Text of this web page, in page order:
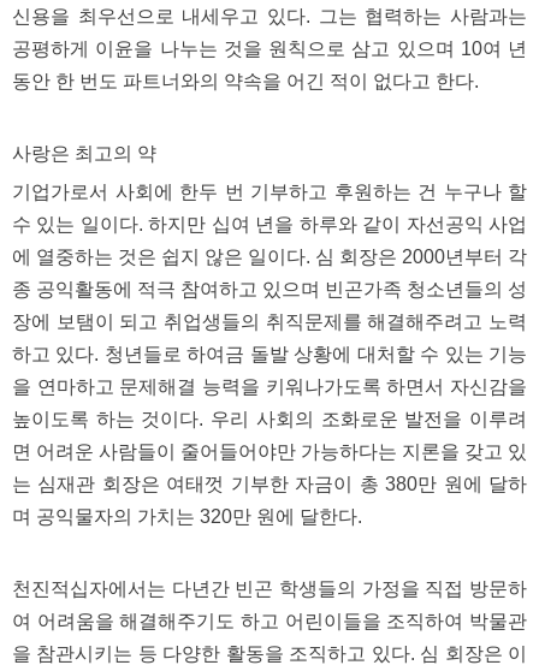
신용을 최우선으로 내세우고 있다. 그는 협력하는 사람과는
공평하게 이윤을 나누는 것을 원칙으로 삼고 있으며 10여 년
동안 한 번도 파트너와의 약속을 어긴 적이 없다고 한다.
사랑은 최고의 약
기업가로서 사회에 한두 번 기부하고 후원하는 건 누구나 할
수 있는 일이다. 하지만 십여 년을 하루와 같이 자선공익 사업
에 열중하는 것은 쉽지 않은 일이다. 심 회장은 2000년부터 각
종 공익활동에 적극 참여하고 있으며 빈곤가족 청소년들의 성
장에 보탬이 되고 취업생들의 취직문제를 해결해주려고 노력
하고 있다. 청년들로 하여금 돌발 상황에 대처할 수 있는 기능
을 연마하고 문제해결 능력을 키워나가도록 하면서 자신감을
높이도록 하는 것이다. 우리 사회의 조화로운 발전을 이루려
면 어려운 사람들이 줄어들어야만 가능하다는 지론을 갖고 있
는 심재관 회장은 여태껏 기부한 자금이 총 380만 원에 달하
며 공익물자의 가치는 320만 원에 달한다.
천진적십자에서는 다년간 빈곤 학생들의 가정을 직접 방문하
여 어려움을 해결해주기도 하고 어린이들을 조직하여 박물관
을 참관시키는 등 다양한 활동을 조직하고 있다. 심 회장은 이